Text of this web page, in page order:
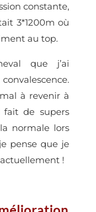
constante,
3*1200m où
au top.
que j’ai
à revenir à
de supers
normale lors
pense que je
!